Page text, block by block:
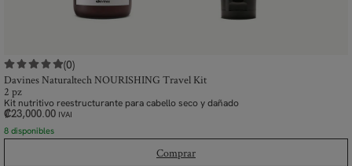
(0)
Davines Naturaltech NOURISHING Travel Kit
2 pz
Kit nutritivo reestructurante para cabello seco y dañado
₡23,000.00 IVAI
8 disponibles
Comprar